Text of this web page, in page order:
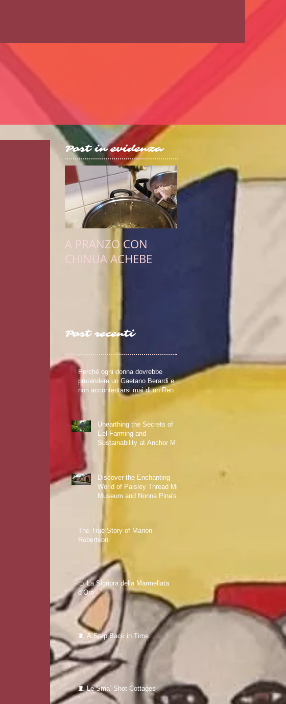
Post in evidenza
A PRANZO CON
CHINUA ACHEBE
PULCINELLA E
L'OBIETTIVO
ESISTENZIALE DI
Post recenti
Perché ogni donna dovrebbe
pretendere un Gaetano Berardi e
non accontentarsi mai di un Renzo
FerreroRiflessioni su relazioni
sane, fiction e realtà – Blog della
Unearthing the Secrets of
Eel Farming and
Sustainability at Anchor Mill
Discover the Enchanting
World of Paisley Thread Mill
Museum and Nonna Pina's
Love for Sewing
The True Story of Marion
Robertson
🍊 La Signora della Marmellata
d’Oro
🧵 A Step Back in Time…
🧵 Le Sma’ Shot Cottages